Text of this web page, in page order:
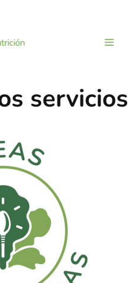
servicios